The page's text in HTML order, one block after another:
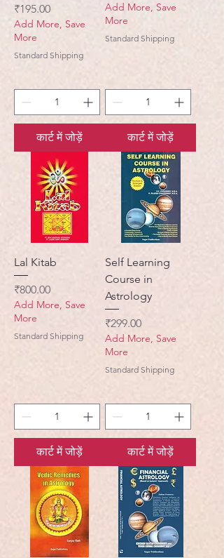
मूल्य
₹195.00
Add More, Save
More
Standard Shipping
कार्ट में जोड़ें
Add More, Save
More
Standard Shipping
कार्ट में जोड़ें
Lal Kitab
मूल्य
₹800.00
Add More, Save
More
Standard Shipping
कार्ट में जोड़ें
Self Learning
Course in
Astrology
मूल्य
₹299.00
Add More, Save
More
Standard Shipping
कार्ट में जोड़ें